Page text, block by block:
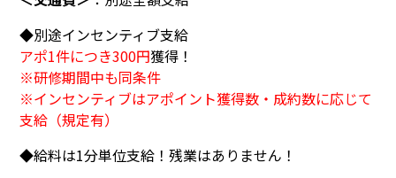
◆別途インセンティブ支給
アポ1件につき300円獲得！
※研修期間中も同条件
※インセンティブはアポイント獲得数・成約数に応じて
支給（規定有）
◆給料は1分単位支給！残業はありません！